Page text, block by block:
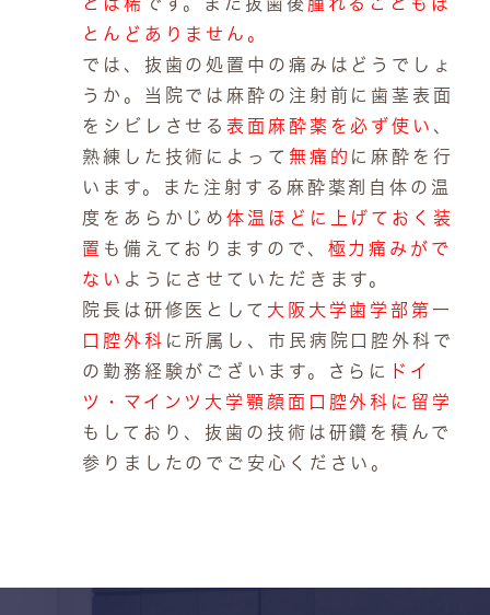
とんどありません。
では、抜歯の処置中の痛みはどうでしょ
うか。当院では麻酔の注射前に歯茎表面
をシビレさせる表面麻酔薬を必ず使い 、
熟練した技術によって 無痛的 に麻酔を行
います。また注射する麻酔薬剤自体の温
度をあらかじめ体温ほどに上げておく装
置 も備えておりますので、 極力痛みがで
ない ようにさせていただきます。
院長は研修医として 大阪大学歯学部第一
口腔外科 に所属し、市民病院口腔外科で
の勤務経験がございます。さらに
ドイ
ツ・マインツ大学顎顔面口腔外科に留学
もしており、抜歯の技術は研鑽を積んで
参りましたのでご安心ください。